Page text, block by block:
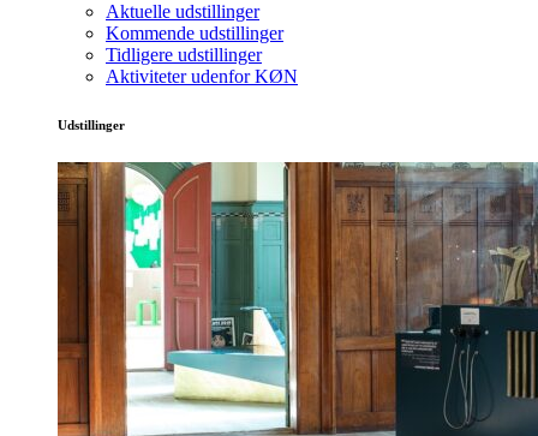
Aktuelle udstillinger
Kommende udstillinger
Tidligere udstillinger
Aktiviteter udenfor KØN
Udstillinger